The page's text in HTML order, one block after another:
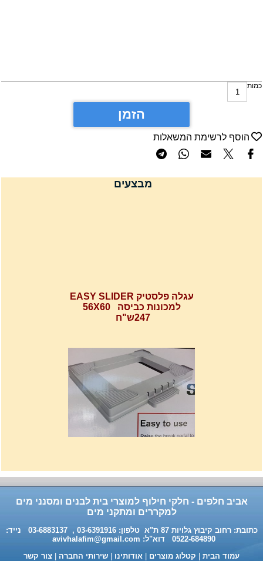
הזמן
הוסף לרשימת המשאלות
מבצעים
למכונות כביסה 56X60
247ש"ח
32נפתח עד 56ס"מ.
120שח
אביב חלפים - חלקי חילוף למוצרי בית לבנים ומסנני מים
למקררים ומתקני מים
כתובת: רחוב קיבוץ גלויות 87 ת"א טלפון: 03-6391916 , 03-6883137 נייד:
0522-684890 דוא"ל:
avivhalafim@gmail.com
עמוד הבית
קטלוג מוצרים אודותינו שירותי החברה צור קשר